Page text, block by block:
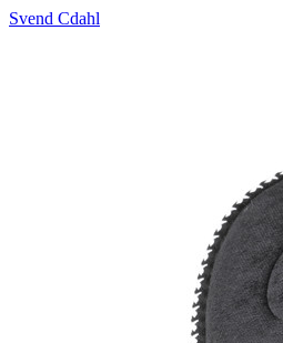
Svend Cdahl